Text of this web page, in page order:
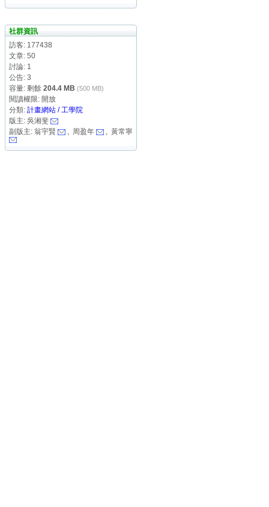
社群資訊
訪客: 177438
文章: 50
討論: 1
公告: 3
容量: 剩餘 204.4 MB (500 MB)
閱讀權限: 開放
分類: 計畫網站 / 工學院
版主: 吳湘斐
副版主: 翁宇賢
, 周盈年 , 黃常寧